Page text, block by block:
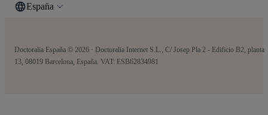
España
Doctoralia España © 2026 · Doctoralia Internet S.L., C/ Josep Pla 2 - Edificio B2, planta
13, 08019 Barcelona, España. VAT: ESB62834981